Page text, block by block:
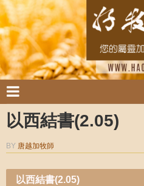
以西結書(2.05)
BY 唐越加牧師
以西結書(2.05)